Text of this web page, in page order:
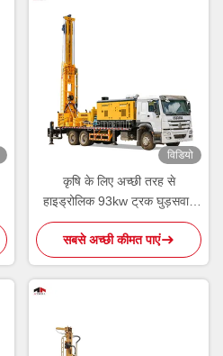
विडियो
कृषि के लिए अच्छी तरह से
हाइड्रोलिक 93kw ट्रक घुड़सवार
जल ड्रिलिंग रिग
सबसे अच्छी कीमत पाएं